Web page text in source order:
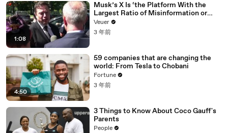
1:08
Musk’s X Is ‘the Platform With the
Largest Ratio of Misinformation or
Disinformation’ Amongst All Social
Media Platforms
Veuer
3 年前
4:50
59 companies that are changing the
world: From Tesla to Chobani
Fortune
3 年前
3 Things to Know About Coco Gauff's
Parents
People